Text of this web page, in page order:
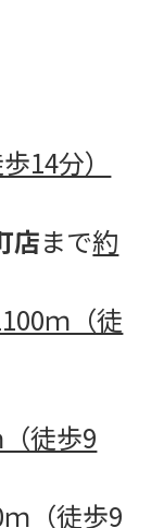
14分）
店まで約
ｍ（徒
徒歩9
（徒歩9